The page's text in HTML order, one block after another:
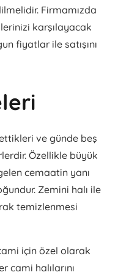
Firmamızda
karşılayacak
fiyatlar ile satışını
ve günde beş
Özellikle büyük
cemaatin yanı
Zemini halı ile
temizlenmesi
için özel olarak
cami halılarını